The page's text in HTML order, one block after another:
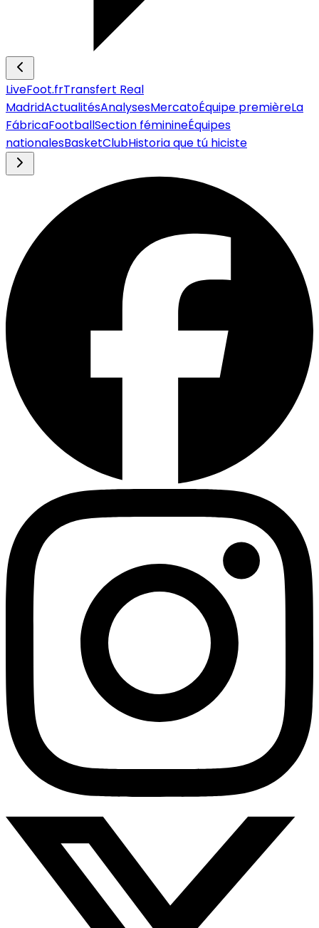
LiveFoot.frTransfert Real
MadridActualitésAnalysesMercatoÉquipe premièreLa
FábricaFootballSection féminineÉquipes
nationalesBasketClubHistoria que tú hiciste